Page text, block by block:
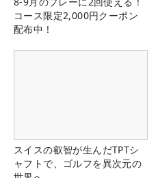
コース限定2,000円クーポン
配布中！
スイスの叡智が生んだTPTシ
ャフトで、ゴルフを異次元の